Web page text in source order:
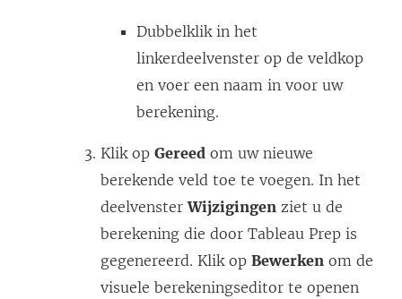
Dubbelklik in het
linkerdeelvenster op de veldkop
en voer een naam in voor uw
berekening.
Klik op Gereed om uw nieuwe
berekende veld toe te voegen. In het
deelvensterWijzigingen ziet u de
berekening die door Tableau Prep is
gegenereerd. Klik op Bewerken om de
visuele berekeningseditor te openen